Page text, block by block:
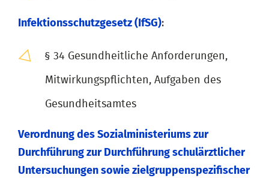
Infektionsschutzgesetz (IfSG):
§ 34 Gesundheitliche Anforderungen,
Mitwirkungspflichten, Aufgaben des
Gesundheitsamtes
Verordnung des Sozialministeriums zur
Durchführung zur Durchführung schulärztlicher
Untersuchungen sowie zielgruppenspezifischer